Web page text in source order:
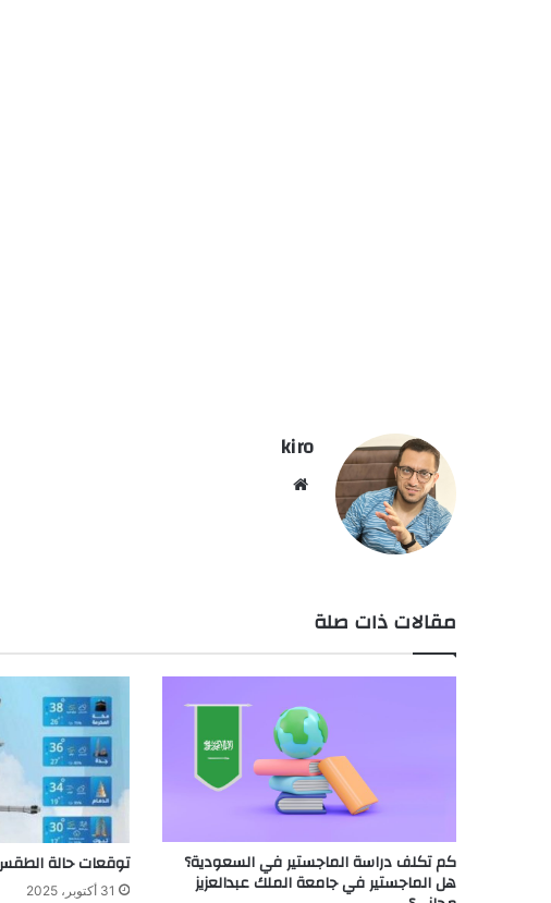
kiro
مقالات ذات صلة
كم تكلف دراسة الماجستير في السعودية؟
هل الماجستير في جامعة الملك عبدالعزيز
توقعات حالة
31 أكتوبر، 2025